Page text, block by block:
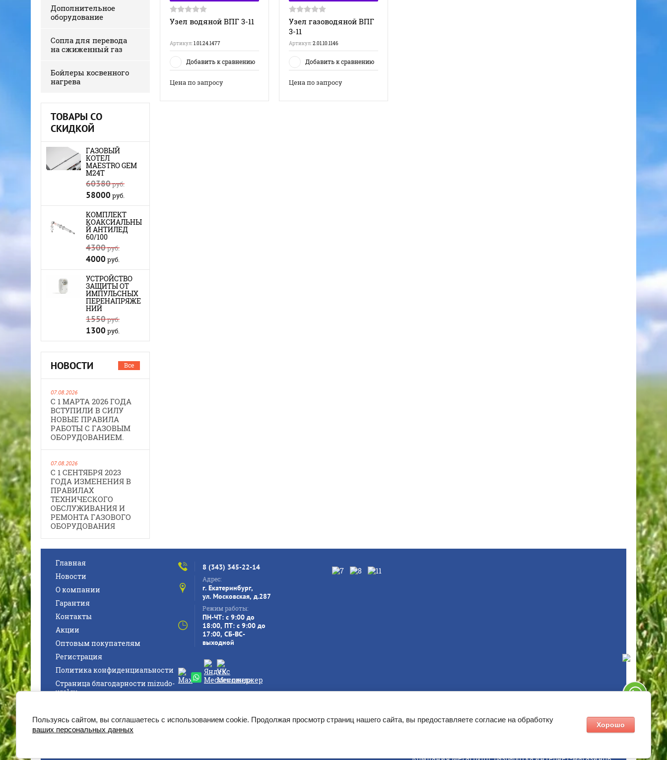
Дополнительное
оборудование
Сопла для перевода
на сжиженный газ
Бойлеры косвенного
нагрева
ТОВАРЫ СО
СКИДКОЙ
ГАЗОВЫЙ
КОТЕЛ
MAESTRO GEM
M24Т
60380руб.
58000 руб.
КОМПЛЕКТ
КОАКСИАЛЬНЫ
Й АНТИЛЕД
60/100
4300руб.
4000 руб.
УСТРОЙСТВО
ЗАЩИТЫ ОТ
ИМПУЛЬСНЫХ
ПЕРЕНАПРЯЖЕ
НИЙ
1550руб.
1300 руб.
НОВОСТИ Все
07.08.2026
С 1 МАРТА 2026 ГОДА
ВСТУПИЛИ В СИЛУ
НОВЫЕ ПРАВИЛА
РАБОТЫ С ГАЗОВЫМ
ОБОРУДОВАНИЕМ.
07.08.2026
С 1 СЕНТЯБРЯ 2023
ГОДА ИЗМЕНЕНИЯ В
ПРАВИЛАХ
ТЕХНИЧЕСКОГО
ОБСЛУЖИВАНИЯ И
РЕМОНТА ГАЗОВОГО
ОБОРУДОВАНИЯ
Узел водяной ВПГ 3-11
Артикул:1.01.24.1477
Добавить к сравнению
Цена по запросу
Узел газоводяной ВПГ
3-11
Артикул:2.01.10.1146
Добавить к сравнению
Цена по запросу
Главная
Новости
О компании
Гарантия
Контакты
Акции
Оптовым покупателям
Регистрация
Политика конфиденциальности
Страница благодарности mizudo-
ural.ru
8 (343) 345-22-14
Адрес:
г. Екатеринбург,
ул. Московская, д.287
Режим работы:
ПН-ЧТ: с 9:00 до
18:00, ПТ: с 9:00 до
17:00, СБ-ВС-
выходной
Пользуясь сайтом, вы соглашаетесь с использованием cookie. Продолжая просмотр страниц нашего сайта, вы предоставляете согласие на обработку
ваших персональных данных
Хорошо